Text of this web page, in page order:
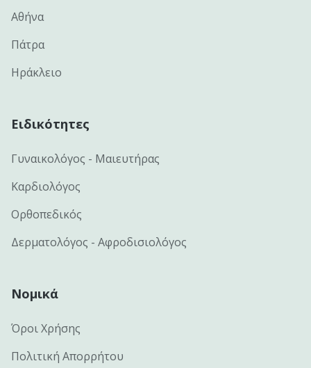
Αθήνα
Πάτρα
Ηράκλειο
Ειδικότητες
Γυναικολόγος - Μαιευτήρας
Καρδιολόγος
Ορθοπεδικός
Δερματολόγος - Αφροδισιολόγος
Νομικά
Όροι Χρήσης
Πολιτική Απορρήτου